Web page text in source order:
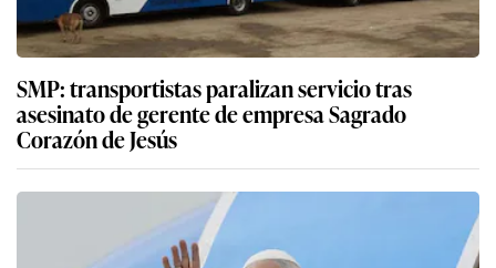
SMP: transportistas paralizan servicio tras
asesinato de gerente de empresa Sagrado
Corazón de Jesús